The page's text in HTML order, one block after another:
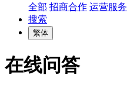
全部 招商合作 运营服务
搜索
繁体
在线问答